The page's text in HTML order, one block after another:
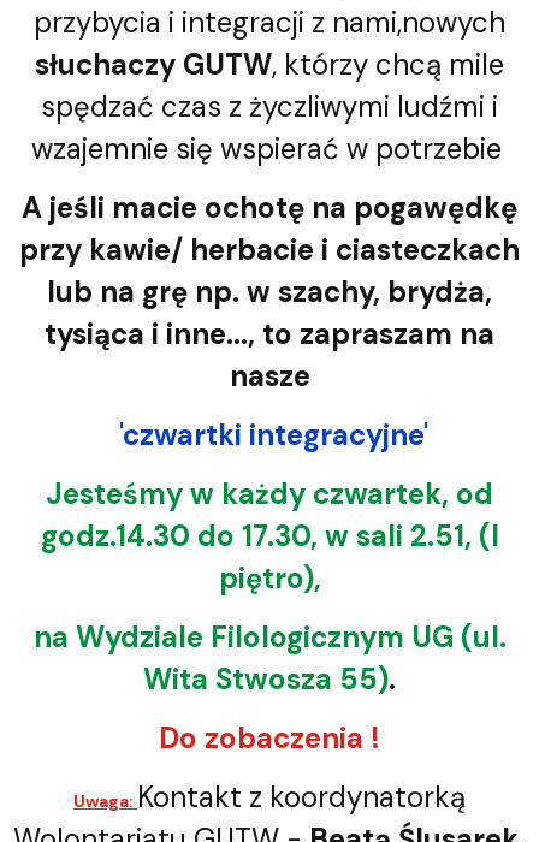
przybycia i integracji z nami,nowych
słuchaczy GUTW, którzy chcą mile
spędzać czas z życzliwymi ludźmi i
wzajemnie się wspierać w potrzebie
A jeśli macie ochotę na pogawędkę
przy kawie/ herbacie i ciasteczkach
lub na grę np. w szachy, brydża,
tysiąca i inne..., to zapraszam na
nasze
'czwartki integracyjne'
Jesteśmy w każdy czwartek, od
godz.14.30 do 17.30, w sali 2.51, (I
piętro),
na Wydziale Filologicznym UG (ul.
Wita Stwosza 55).
Do zobaczenia !
Uwaga: Kontakt z koordynatorką